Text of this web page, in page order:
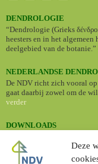
Deze
DENDROLOGIE
“Dendrologie (Grieks
heesters en in het
deelgebied van de
NEDERLANDSE
De NDV richt zich vooral
gaat daarbij zowel om de
verder
DOWNLOADS
BOMENBIEB